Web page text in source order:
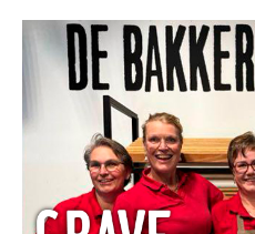
Hoofschestraat 13a
5361 ET Grave
0486 – 725428
info@bakkerij-lamers.nl